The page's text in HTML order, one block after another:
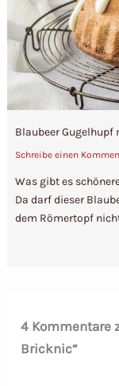
Blaubeer
Schreibe einen
Was gibt es
Da darf dieser
dem Römertopf
4 Kommentare
Bricknic“